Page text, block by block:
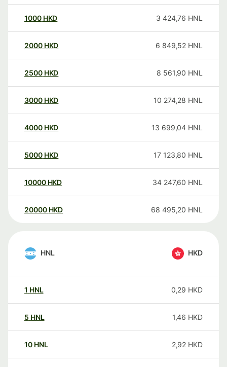
1000 HKD 3 424,76 HNL
2000 HKD 6 849,52 HNL
2500 HKD 8 561,90 HNL
3000 HKD 10 274,28 HNL
4000 HKD 13 699,04 HNL
5000 HKD 17 123,80 HNL
10000 HKD 34 247,60 HNL
20000 HKD 68 495,20 HNL
HNL HKD
1 HNL 0,29 HKD
5 HNL 1,46 HKD
10 HNL 2,92 HKD